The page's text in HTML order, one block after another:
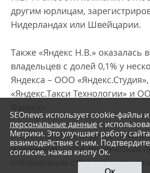
другим юрлицам,
Нидерландах или Швейцарии.
Также «Яндекс Н.В.» оказалась
владельцев с долей 0,1% у
Яндекса – ООО
«Яндекс.Такси Технологии» и
В пресс-службе Яндекса
изменения – «это техническая
оптимизации структуры
SEOnews использует cookie-файлы и
персональные данные с
Метрики. Это улучшает работу
взаимодействие с ним.
согласие, нажав кнопу Ок.